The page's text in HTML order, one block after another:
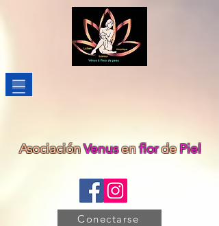
AsociaciónVenusenflordePiel
Conectarse